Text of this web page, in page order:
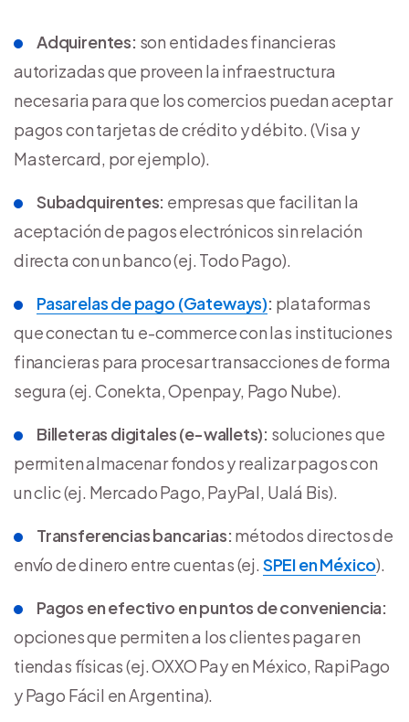
Adquirentes: son entidades financieras
autorizadas que proveen la infraestructura
necesaria para que los comercios puedan aceptar
pagos con tarjetas de crédito y débito. (Visa y
Mastercard, por ejemplo).
Subadquirentes: empresas que facilitan la
aceptación de pagos electrónicos sin relación
directa con un banco (ej. Todo Pago).
Pasarelas de pago (Gateways): plataformas
que conectan tu e-commerce con las instituciones
financieras para procesar transacciones de forma
segura (ej. Conekta, Openpay, Pago Nube).
Billeteras digitales (e-wallets): soluciones que
permiten almacenar fondos y realizar pagos con
un clic (ej. Mercado Pago, PayPal, Ualá Bis).
Transferencias bancarias: métodos directos de
envío de dinero entre cuentas (ej. SPEI en México).
Pagos en efectivo en puntos de conveniencia:
opciones que permiten a los clientes pagar en
tiendas físicas (ej. OXXO Pay en México, RapiPago
y Pago Fácil en Argentina).